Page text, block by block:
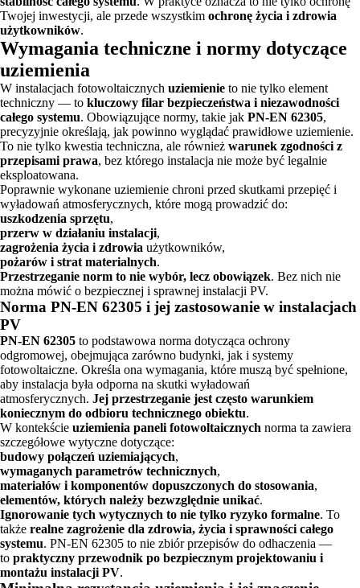
Twojej inwestycji, ale przede wszystkim ochronę życia i zdrowia
użytkowników.
Wymagania techniczne i normy dotyczące
uziemienia
W instalacjach fotowoltaicznych uziemienie to nie tylko element
techniczny — to kluczowy filar bezpieczeństwa i niezawodności
całego systemu. Obowiązujące normy, takie jak PN-EN 62305,
precyzyjnie określają, jak powinno wyglądać prawidłowe uziemienie.
To nie tylko kwestia techniczna, ale również warunek zgodności z
przepisami prawa, bez którego instalacja nie może być legalnie
eksploatowana.
Poprawnie wykonane uziemienie chroni przed skutkami przepięć i
wyładowań atmosferycznych, które mogą prowadzić do:
uszkodzenia sprzętu,
przerw w działaniu instalacji,
zagrożenia życia i zdrowia użytkowników,
pożarów i strat materialnych.
Przestrzeganie norm to nie wybór, lecz obowiązek. Bez nich nie
można mówić o bezpiecznej i sprawnej instalacji PV.
Norma PN-EN 62305 i jej zastosowanie w instalacjach
PV
PN-EN 62305 to podstawowa norma dotycząca ochrony
odgromowej, obejmująca zarówno budynki, jak i systemy
fotowoltaiczne. Określa ona wymagania, które muszą być spełnione,
aby instalacja była odporna na skutki wyładowań
atmosferycznych. Jej przestrzeganie jest często warunkiem
koniecznym do odbioru technicznego obiektu.
W kontekście uziemienia paneli fotowoltaicznych norma ta zawiera
szczegółowe wytyczne dotyczące:
budowy połączeń uziemiających,
wymaganych parametrów technicznych,
materiałów i komponentów dopuszczonych do stosowania,
elementów, których należy bezwzględnie unikać.
Ignorowanie tych wytycznych to nie tylko ryzyko formalne. To
także realne zagrożenie dla zdrowia, życia i sprawności całego
systemu. PN-EN 62305 to nie zbiór przepisów do odhaczenia —
to praktyczny przewodnik po bezpiecznym projektowaniu i
montażu instalacji PV.